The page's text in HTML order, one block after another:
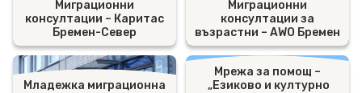
Миграционни
консултации – Каритас
Бремен-Север
Миграционни
консултации за
възрастни – AWO Бремен
Младежка миграционна
Мрежа за помощ –
„Езиково и културно